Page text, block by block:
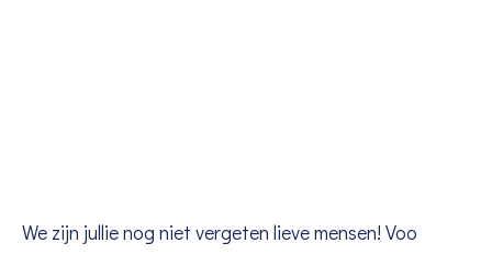
We zijn jullie nog niet vergeten lieve mensen! Voo